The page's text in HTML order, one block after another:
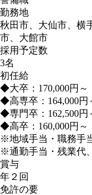
勤務地
秋田市、大仙市、横
市、大館市
採用予定数
3名
初任給
◆大卒：170,000円～
◆高専卒：164,000円
◆専門卒：162,500円
◆高卒：160,000円～
※地域手当・職務手
※通勤手当・残業代
賞与
年２回
免許の要